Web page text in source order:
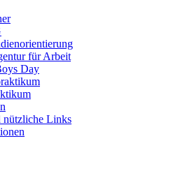
für Arbeit
Day
nützliche Links